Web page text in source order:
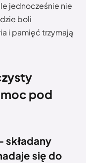
jednocześnie nie
boli
i pamięć trzymają
pod
składany
się do